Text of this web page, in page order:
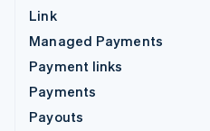
Link
Managed Payments
Payment links
Payments
Payouts